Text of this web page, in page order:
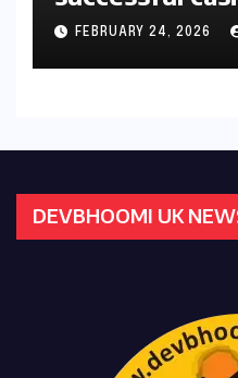
FEBRUARY 24, 2026
DEVBHOOMI UK